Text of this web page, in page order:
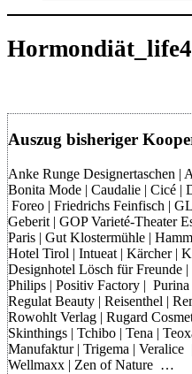
Auszug bisheriger
Anke Runge Designertaschen |
Bonita Mode | Caudalie | Cicé |
Foreo | Friedrichs Feinfisch |
Geberit | GOP Varieté-Theater
Paris | Gut Klostermühle |
Hotel Tirol | Intueat | Kärcher |
Designhotel Lösch für Freunde
Philips | Positiv Factory |
Regulat Beauty | Reisenthel |
Rowohlt Verlag | Rugard
Skinthings | Tchibo | Tena |
Manufaktur | Trigema |
Wellmaxx | Zen of Nature …